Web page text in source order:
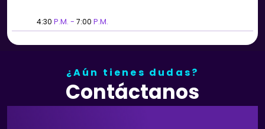
4:30 P.M. - 7:00 P.M.
¿Aún tienes dudas?
Contáctanos